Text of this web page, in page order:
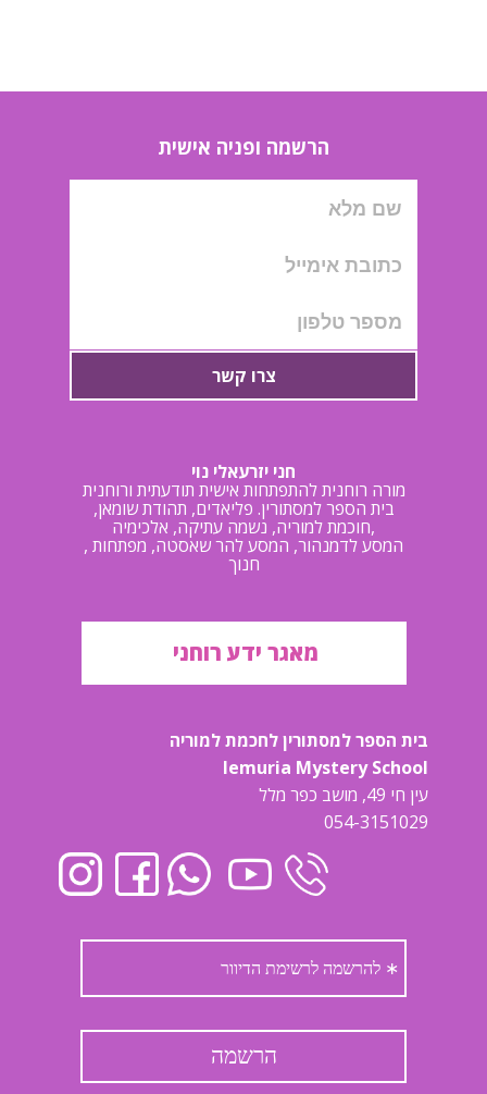
הרשמה ופניה אישית
צרו קשר
חני יזרעאלי נוי
מורה רוחנית להתפתחות אישית תודעתית ורוחנית
בית הספר למסתורין. פליאדים, תהודת שומאן,
חוכמת למוריה, נשמה עתיקה, אלכימיה,
, המסע לדמנהור, המסע להר שאסטה, מפתחות
חנוך
מאגר ידע רוחני
בית הספר למסתורין לחכמת למוריה
lemuria Mystery School
עין חי 49, מושב כפר מלל
054-3151029